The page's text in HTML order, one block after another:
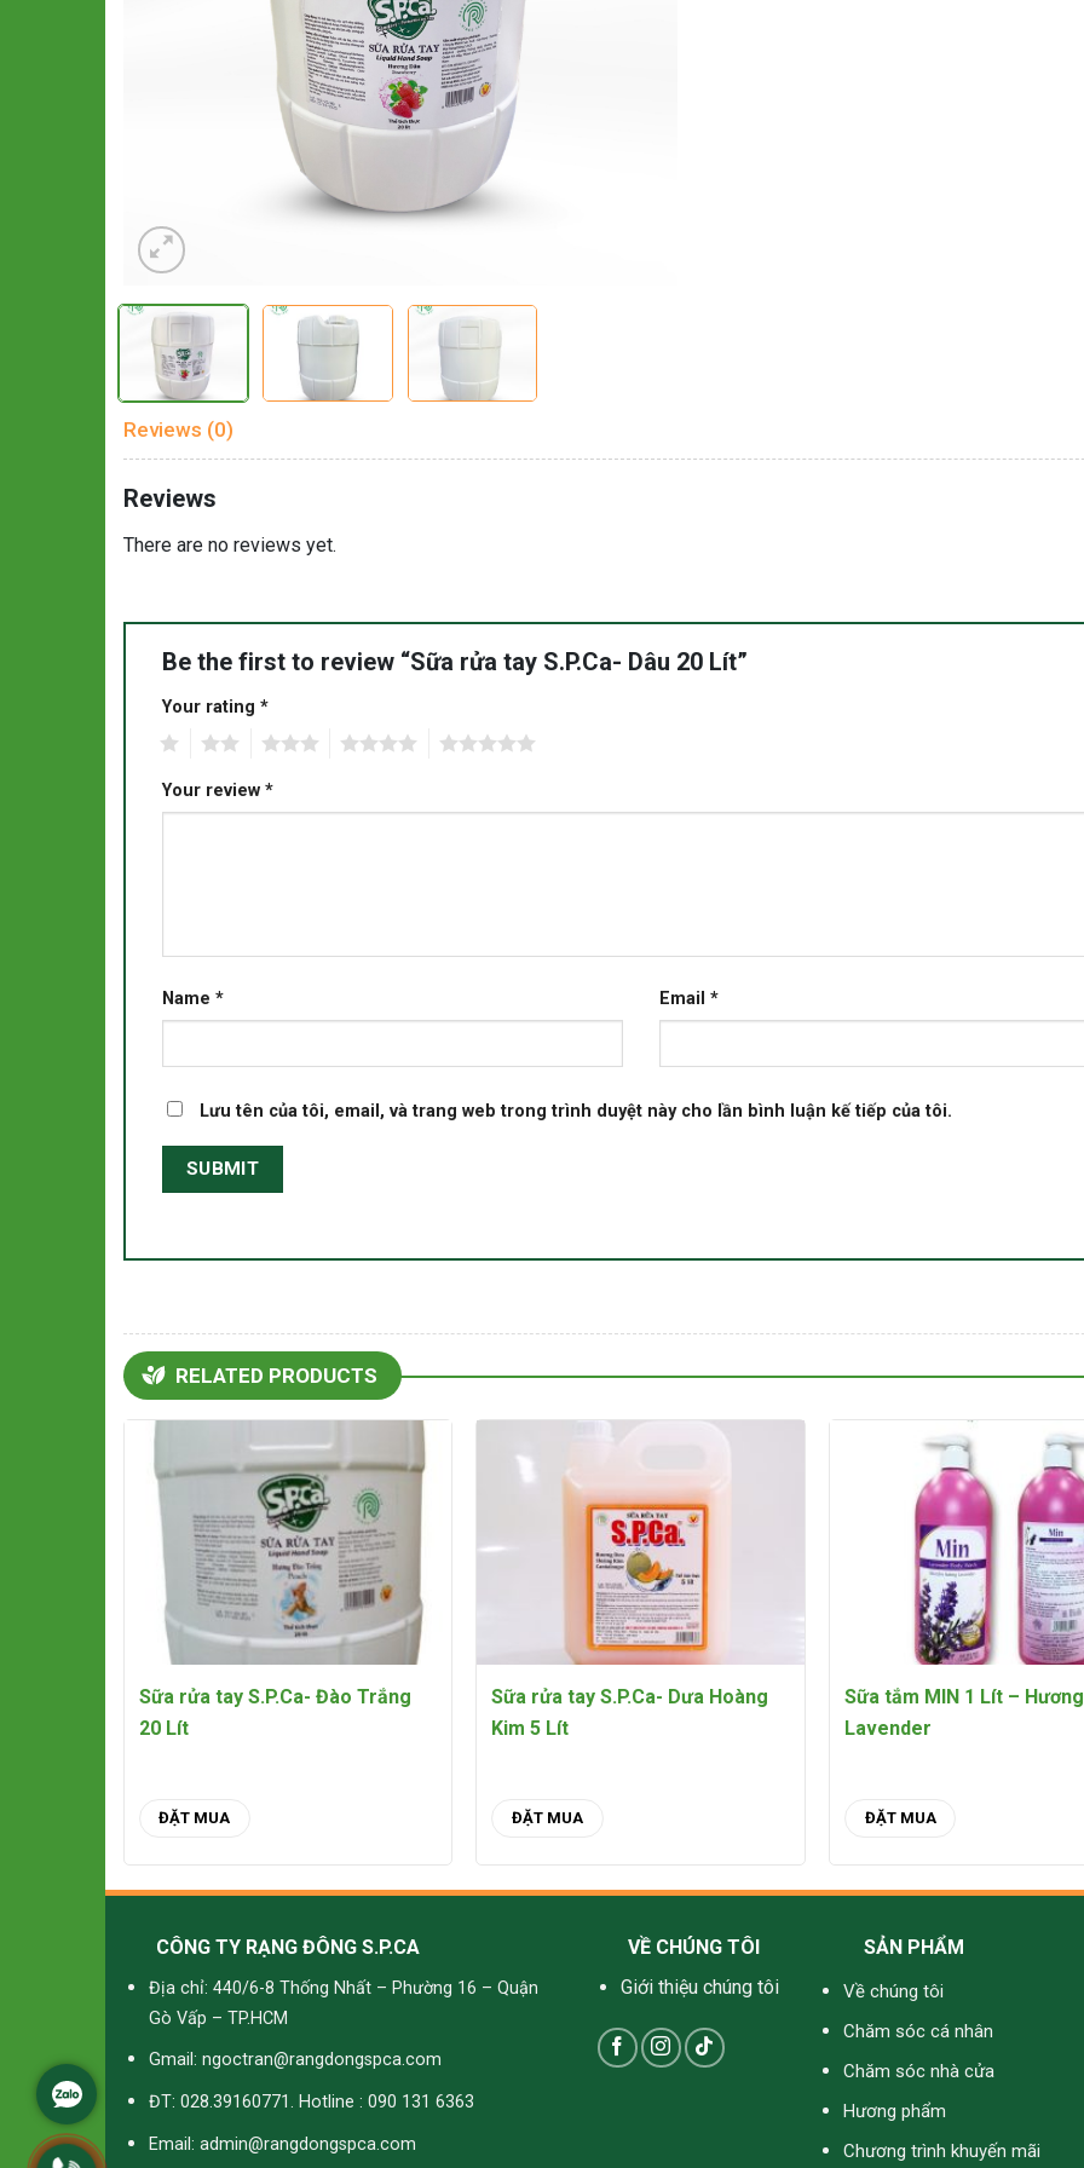
Reviews (0)
Reviews
There are no reviews yet.
Be the first to review “Sữa rửa tay S.P.Ca- Dâu 20 Lít”
Your rating *
Your review *
Name * Email *
Lưu tên của tôi, email, và trang web trong trình duyệt này cho lần bình luận kế tiếp của tôi.
RELATED PRODUCTS
Sữa rửa tay S.P.Ca- Đào Trắng
20 Lít
ĐẶT MUA
Sữa rửa tay S.P.Ca- Dưa Hoàng
Kim 5 Lít
ĐẶT MUA
Sữa tắm MIN 1 Lít – Hương
Lavender
ĐẶT MUA
CÔNG TY RẠNG ĐÔNG S.P.CA
Địa chỉ: 440/6-8 Thống Nhất – Phường 16 – Quận
Gò Vấp – TP.HCM
Gmail: ngoctran@rangdongspca.com
ĐT: 028.39160771. Hotline : 090 131 6363
Email: admin@rangdongspca.com
VỀ CHÚNG TÔI
Giới thiệu chúng tôi
SẢN PHẨM
Về chúng tôi
Chăm sóc cá nhân
Chăm sóc nhà cửa
Hương phẩm
Chương trình khuyến mãi